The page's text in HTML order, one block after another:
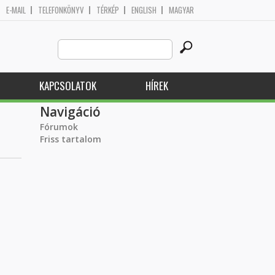
E-MAIL TELEFONKÖNYV TÉRKÉP ENGLISH MAGYAR
Search
this
site
KAPCSOLATOK HÍREK
Navigáció
Fórumok
Friss tartalom